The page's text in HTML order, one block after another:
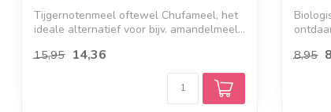
Tijgernotenmeel oftewel Chufameel, het
ideale alternatief voor bijv. amandelmeel...
15,95 14,36 8,95